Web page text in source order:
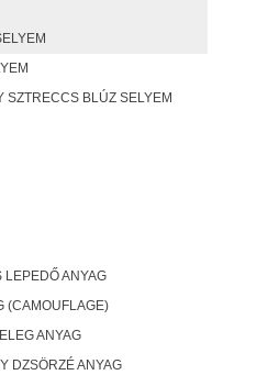
SZTRECCS BLÚZ SELYEM
LEPEDŐ ANYAG
(CAMOUFLAGE)
ANYAG
DZSÖRZÉ ANYAG